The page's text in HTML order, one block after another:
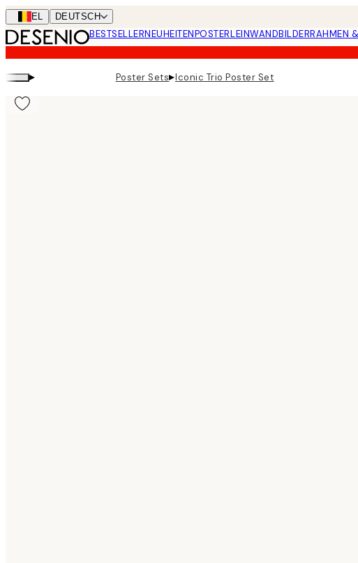
Skip
to
main
content.
BEL DEUTSCH
BESTSELLERNEUHEITENPOSTERLEINWANDBILDERRAHMEN
▸ Poster Sets▸Iconic Trio Poster Set